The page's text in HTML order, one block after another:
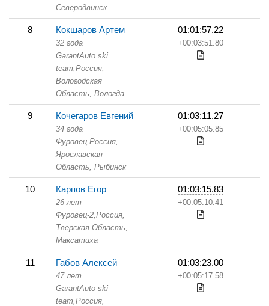
Северодвинск
8 Кокшаров Артем
32 года
GarantAuto ski
team,Россия,
Вологодская
Область, Вологда
01:01:57.22
+00:03:51.80
9 Кочегаров Евгений
34 года
Фуровец,Россия,
Ярославская
Область, Рыбинск
01:03:11.27
+00:05:05.85
10 Карпов Егор
26 лет
Фуровец-2,Россия,
Тверская Область,
Максатиха
01:03:15.83
+00:05:10.41
11 Габов Алексей
47 лет
GarantAuto ski
team,Россия,
01:03:23.00
+00:05:17.58